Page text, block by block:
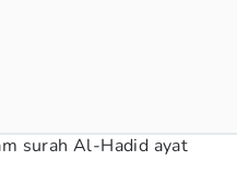
surah Al-Hadid ayat